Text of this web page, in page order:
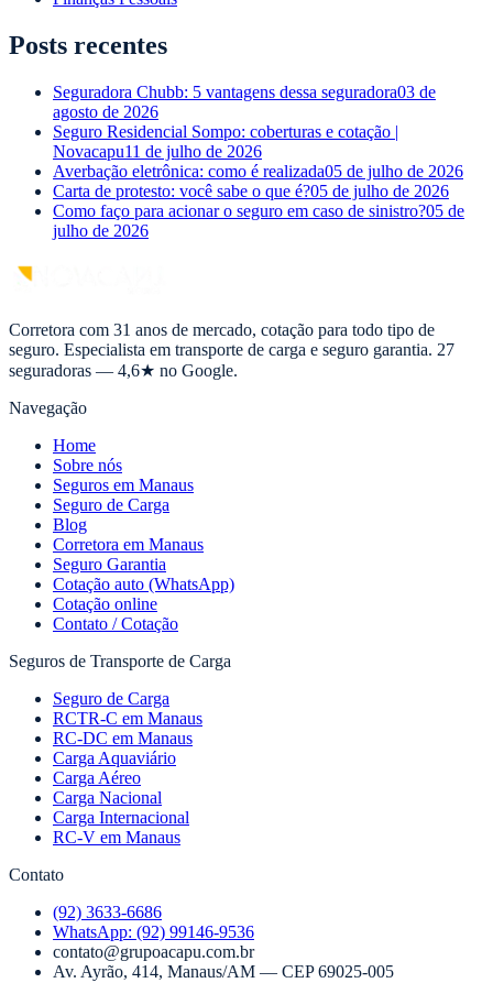
Posts recentes
Seguradora Chubb: 5 vantagens dessa seguradora03 de
agosto de 2026
Seguro Residencial Sompo: coberturas e cotação |
Novacapu11 de julho de 2026
Averbação eletrônica: como é realizada05 de julho de 2026
Carta de protesto: você sabe o que é?05 de julho de 2026
Como faço para acionar o seguro em caso de sinistro?05 de
julho de 2026
Corretora com 31 anos de mercado, cotação para todo tipo de
seguro. Especialista em transporte de carga e seguro garantia. 27
seguradoras — 4,6★ no Google.
Navegação
Home
Sobre nós
Seguros em Manaus
Seguro de Carga
Blog
Corretora em Manaus
Seguro Garantia
Cotação auto (WhatsApp)
Cotação online
Contato / Cotação
Seguros de Transporte de Carga
Seguro de Carga
RCTR-C em Manaus
RC-DC em Manaus
Carga Aquaviário
Carga Aéreo
Carga Nacional
Carga Internacional
RC-V em Manaus
Contato
(92) 3633-6686
WhatsApp: (92) 99146-9536
contato@grupoacapu.com.br
Av. Ayrão, 414, Manaus/AM — CEP69025-005